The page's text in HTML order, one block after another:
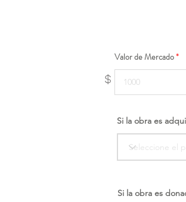
$
Valor de Mercado
Si la obra es
Si la obra es